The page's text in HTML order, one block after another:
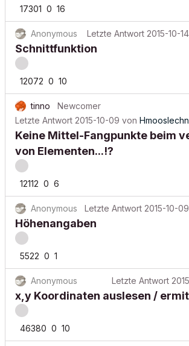
17301 0 16
Anonymous Letzte Antwort 2015-10-14
Schnittfunktion
12072 0 10
tinno
Newcomer
Letzte Antwort 2015-10-09 von
Keine Mittel-Fangpunkte beim
von Elementen...!?
12112 0 6
Anonymous Letzte Antwort 2015-10-09
Höhenangaben
5522 0 1
Anonymous Letzte Antwort
x,y Koordinaten auslesen /
46380 0 10